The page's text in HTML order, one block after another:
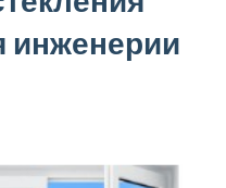
инженерии